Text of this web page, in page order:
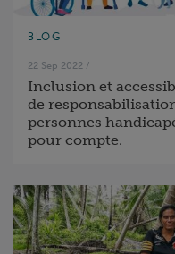
BLOG
22 Sep 2022 /
Inclusion et
de
personnes
pour compte.